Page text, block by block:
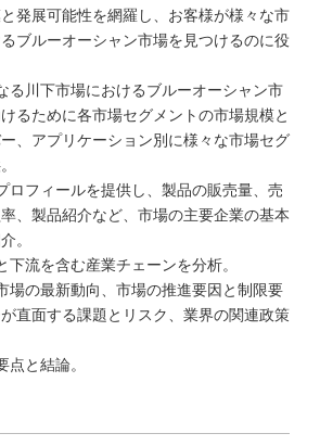
発展可能性を網羅し、お客様が様々な市
ブルーオーシャン市場を見つけるのに役
る川下市場におけるブルーオーシャン市
るために各市場セグメントの市場規模と
、アプリケーション別に様々な市場セグ
ロフィールを提供し、製品の販売量、売
率、製品紹介など、市場の主要企業の基本
。
下流を含む産業チェーンを分析。
場の最新動向、市場の推進要因と制限要
直面する課題とリスク、業界の関連政策
と結論。